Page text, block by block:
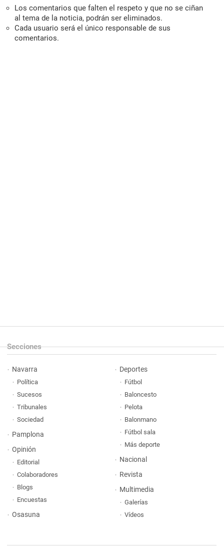
Los comentarios que falten el respeto y que no se ciñan
al tema de la noticia, podrán ser eliminados.
Cada usuario será el único responsable de sus
comentarios.
Secciones
Navarra
Política
Sucesos
Tribunales
Sociedad
Pamplona
Opinión
Editorial
Colaboradores
Blogs
Encuestas
Osasuna
Deportes
Fútbol
Baloncesto
Pelota
Balonmano
Fútbol sala
Más deporte
Nacional
Revista
Multimedia
Galerías
Vídeos